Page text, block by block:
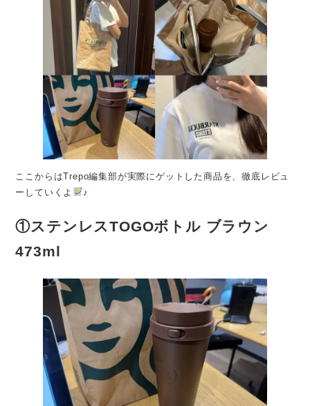
ここからはTrepo編集部が実際にゲットした商品を、徹底レビュ
ーしていくよ
♪
①ステンレスTOGOボトル ブラウン
473ml